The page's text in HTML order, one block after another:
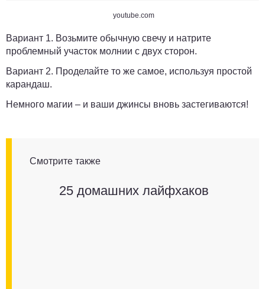
youtube.com
Вариант 1. Возьмите обычную свечу и натрите
проблемный участок молнии с двух сторон.
Вариант 2. Проделайте то же самое, используя простой
карандаш.
Немного магии – и ваши джинсы вновь застегиваются!
Смотрите также
25 домашних лайфхаков